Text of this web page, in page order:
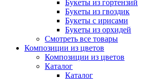
Букеты из гортензий
Букеты из гвоздик
Букеты с ирисами
Букеты из орхидей
Смотреть все товары
Композиции из цветов
Композиции из цветов
Каталог
Каталог